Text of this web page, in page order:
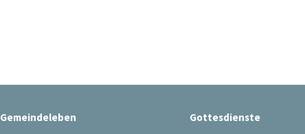
Gemeindeleben Gottesdienste